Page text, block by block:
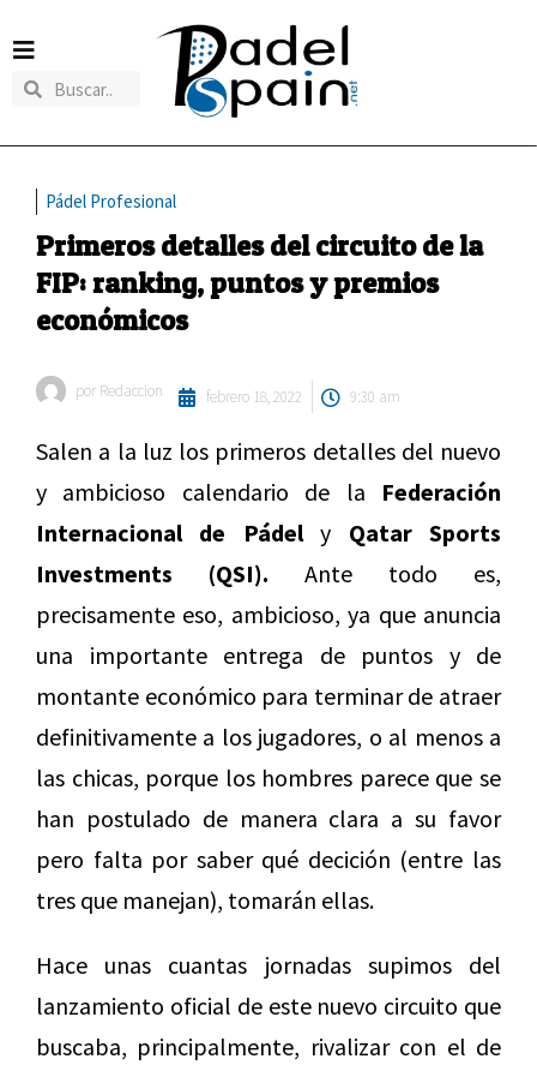
Pádel Profesional
Primeros detalles del circuito de la
FIP: ranking, puntos y premios
económicos
por Redaccion febrero 18, 2022 9:30 am
Salen a la luz los primeros detalles del nuevo
y ambicioso calendario de la Federación
Internacional de Pádely Qatar Sports
Investments (QSI). Ante todo es,
precisamente eso, ambicioso, ya que anuncia
una importante entrega de puntos y de
montante económico para terminar de atraer
definitivamente a los jugadores, o al menos a
las chicas, porque los hombres parece que se
han postulado de manera clara a su favor
pero falta por saber qué decición (entre las
tres que manejan), tomarán ellas.
Hace unas cuantas jornadas supimos del
lanzamiento oficial de este nuevo circuito que
buscaba, principalmente, rivalizar con el de